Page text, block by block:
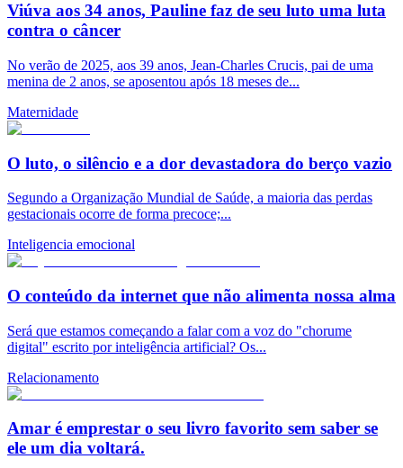
Viúva aos 34 anos, Pauline faz de seu luto uma luta
contra o câncer
No verão de 2025, aos 39 anos, Jean-Charles Crucis, pai de uma
menina de 2 anos, se aposentou após 18 meses de...
Maternidade
O luto, o silêncio e a dor devastadora do berço vazio
Segundo a Organização Mundial de Saúde, a maioria das perdas
gestacionais ocorre de forma precoce;...
Inteligencia emocional
O conteúdo da internet que não alimenta nossa alma
Será que estamos começando a falar com a voz do "chorume
digital" escrito por inteligência artificial? Os...
Relacionamento
Amar é emprestar o seu livro favorito sem saber se
ele um dia voltará.